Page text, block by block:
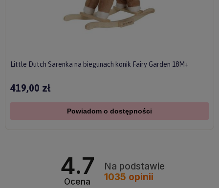
Little Dutch Sarenka na biegunach konik Fairy Garden 18M+
419,00 zł
Powiadom o dostępności
4.7
Ocena
Na podstawie
1035 opinii